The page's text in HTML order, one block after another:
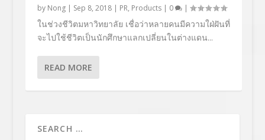
by Nong| Sep 8, 2018| PR, Products| 0 |
ในช่วงชีวิตมหาวิทยาลัย เชื่อว่าหลายคนมีความใฝ่ฝันที่
จะไปใช้ชีวิตเป็นนักศึกษาแลกเปลี่ยนในต่างแดน...
READ MORE